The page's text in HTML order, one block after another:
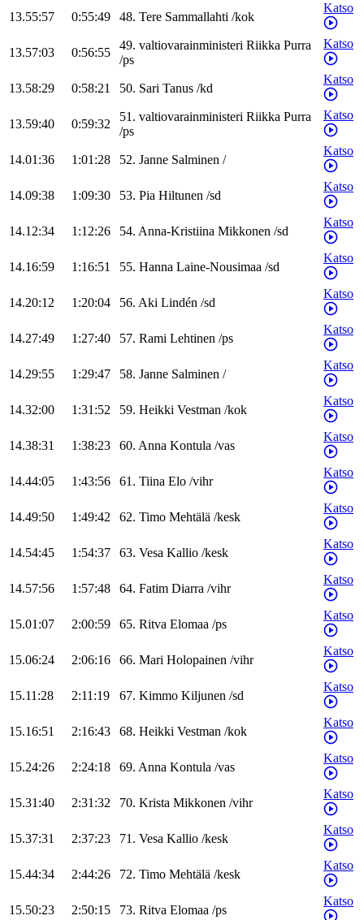
13.55:57 0:55:49 48. Tere Sammallahti /kok
Katso
13.57:03 0:56:55
49. valtiovarainministeri Riikka Purra
/ps
Katso
13.58:29 0:58:21 50. Sari Tanus /kd
Katso
13.59:40 0:59:32
51. valtiovarainministeri Riikka Purra
/ps
Katso
14.01:36 1:01:28 52. Janne Salminen /
Katso
14.09:38 1:09:30 53. Pia Hiltunen /sd
Katso
14.12:34 1:12:26 54. Anna-Kristiina Mikkonen /sd
Katso
14.16:59 1:16:51 55. Hanna Laine-Nousimaa /sd
Katso
14.20:12 1:20:04 56. Aki Lindén /sd
Katso
14.27:49 1:27:40 57. Rami Lehtinen /ps
Katso
14.29:55 1:29:47 58. Janne Salminen /
Katso
14.32:00 1:31:52 59. Heikki Vestman /kok
Katso
14.38:31 1:38:23 60. Anna Kontula /vas
Katso
14.44:05 1:43:56 61. Tiina Elo /vihr
Katso
14.49:50 1:49:42 62. Timo Mehtälä /kesk
Katso
14.54:45 1:54:37 63. Vesa Kallio /kesk
Katso
14.57:56 1:57:48 64. Fatim Diarra /vihr
Katso
15.01:07 2:00:59 65. Ritva Elomaa /ps
Katso
15.06:24 2:06:16 66. Mari Holopainen /vihr
Katso
15.11:28 2:11:19 67. Kimmo Kiljunen /sd
Katso
15.16:51 2:16:43 68. Heikki Vestman /kok
Katso
15.24:26 2:24:18 69. Anna Kontula /vas
Katso
15.31:40 2:31:32 70. Krista Mikkonen /vihr
Katso
15.37:31 2:37:23 71. Vesa Kallio /kesk
Katso
15.44:34 2:44:26 72. Timo Mehtälä /kesk
Katso
15.50:23 2:50:15 73. Ritva Elomaa /ps
Katso